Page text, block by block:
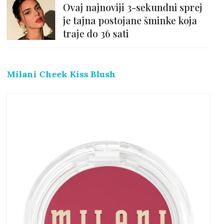
Ovaj najnoviji 3-sekundni sprej
je tajna postojane šminke koja
traje do 36 sati
Milani Cheek Kiss Blush